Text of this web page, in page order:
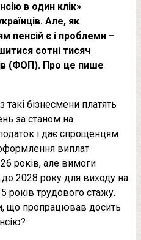
в один клік»
Але, як
пенсій є і проблеми –
сотні тисяч
(ФОП). Про це пише
бізнесмени платять
за станом на
і дає спрощенцям
виплат
років, але вимоги
2028 року для виходу на
років трудового стажу.
що пропрацював досить